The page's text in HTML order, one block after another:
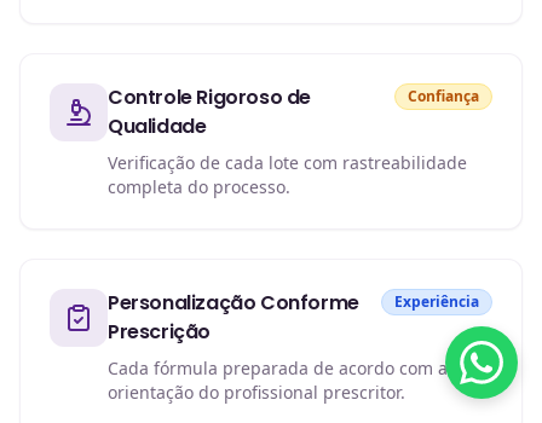
Controle Rigoroso de
Qualidade
Confiança
Verificação de cada lote com rastreabilidade
completa do processo.
Personalização Conforme
Prescrição
Experiência
Cada fórmula preparada de acordo com a
orientação do profissional prescritor.